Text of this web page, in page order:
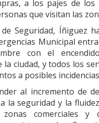
a los pajes de los
que visitan las
Seguridad, Íñiguez
Municipal
con el
la ciudad, y todos los
a posibles
al incremento de
la seguridad y la
zonas comerciales